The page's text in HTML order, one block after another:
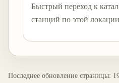
Быстрый переход к
станций по этой
Последнее обновление страницы: